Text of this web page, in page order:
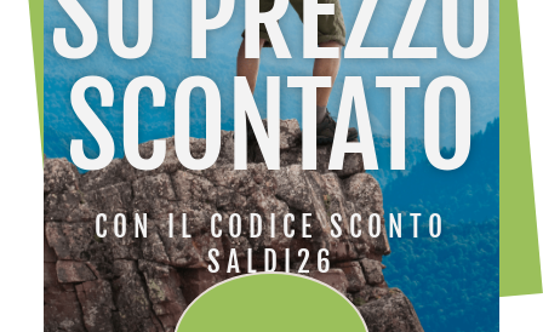
SCONTATO
CON IL CODICE SCONTO
SALDI26